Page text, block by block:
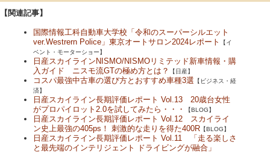
【関連記事】
国際情報工科自動車大学校「令和のスーパーシルエット
ver.Westrern Police」東京オートサロン2024レポート
【イ
ベント・モーターショー】
日産スカイラインNISMO/NISMOリミテッド新車情報・購
入ガイド ニスモ流GTの極め方とは？
【日産】
コスパ最強中古車の選び方とおすすめ車種3選 【ビジネス・経
済】
日産スカイライン長期評価レポート Vol.13 20歳台女性
がプロパイロット2.0を試してみたら・・・
【BLOG】
日産スカイライン長期評価レポート Vol.12 スカイライ
ン史上最強の405ps！ 刺激的な走りを得た400R 【BLOG】
日産スカイライン長期評価レポート Vol.11 「走る楽しさ
と最先端のインテリジェント ドライビングが融合」